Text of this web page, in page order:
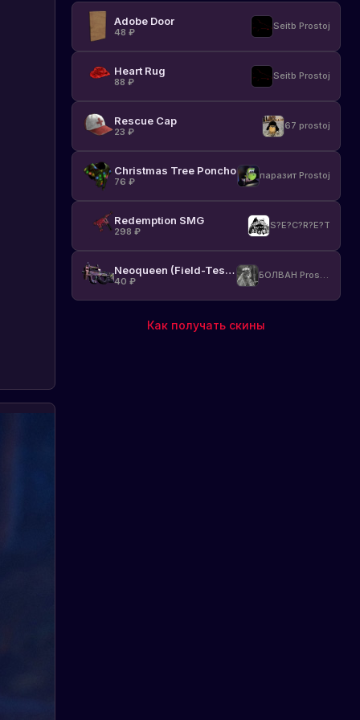
Adobe Door
48 ₽
Seitb Prostoj
Heart Rug
88 ₽
Seitb Prostoj
Rescue Cap
23 ₽
67 prostoj
Christmas Tree Poncho
76 ₽
паразит Prostoj
Redemption SMG
298 ₽
S?E?C?R?E?T
Neoqueen (Field-Tested)
40 ₽
БОЛВАН Prostoj
Как получать скины